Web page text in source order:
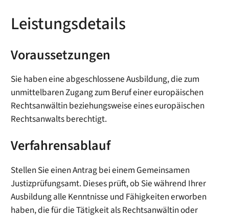
Leistungsdetails
Voraussetzungen
Sie haben eine abgeschlossene Ausbildung, die zum
unmittelbaren Zugang zum Beruf einer europäischen
Rechtsanwältin beziehungsweise eines europäischen
Rechtsanwalts berechtigt.
Verfahrensablauf
Stellen Sie einen Antrag bei einem Gemeinsamen
Justizprüfungsamt. Dieses prüft, ob Sie während Ihrer
Ausbildung alle Kenntnisse und Fähigkeiten erworben
haben, die für die Tätigkeit als Rechtsanwältin oder